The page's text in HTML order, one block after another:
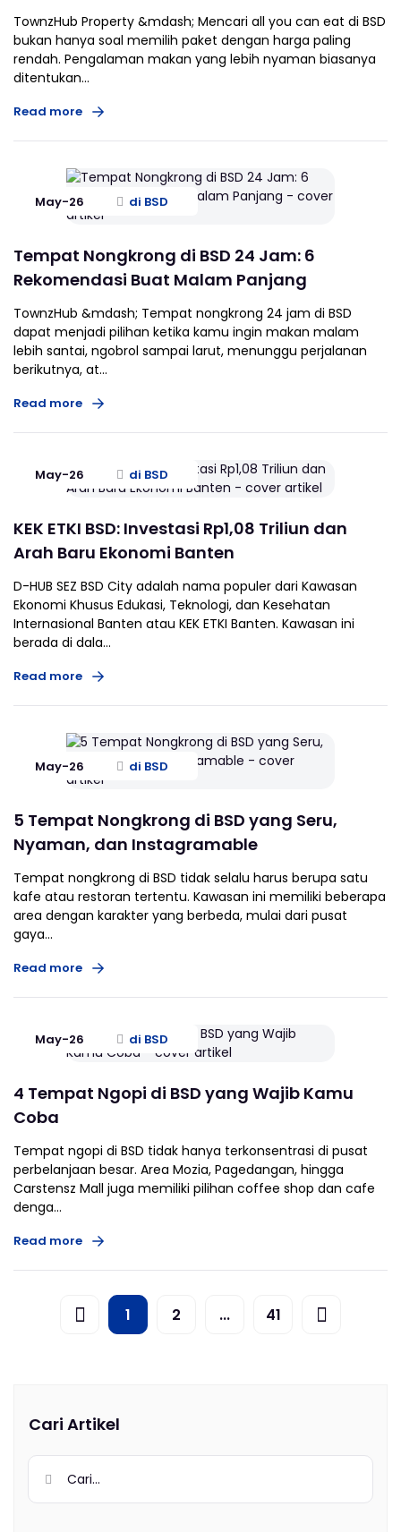
TownzHub Property &mdash; Mencari all you can eat di BSD
bukan hanya soal memilih paket dengan harga paling
rendah. Pengalaman makan yang lebih nyaman biasanya
ditentukan...
Read more
May-26 di BSD
Tempat Nongkrong di BSD 24 Jam: 6
Rekomendasi Buat Malam Panjang
TownzHub &mdash; Tempat nongkrong 24 jam di BSD
dapat menjadi pilihan ketika kamu ingin makan malam
lebih santai, ngobrol sampai larut, menunggu perjalanan
berikutnya, at...
Read more
May-26 di BSD
KEK ETKI BSD: Investasi Rp1,08 Triliun dan
Arah Baru Ekonomi Banten
D-HUB SEZ BSD City adalah nama populer dari Kawasan
Ekonomi Khusus Edukasi, Teknologi, dan Kesehatan
Internasional Banten atau KEK ETKI Banten. Kawasan ini
berada di dala...
Read more
May-26 di BSD
5 Tempat Nongkrong di BSD yang Seru,
Nyaman, dan Instagramable
Tempat nongkrong di BSD tidak selalu harus berupa satu
kafe atau restoran tertentu. Kawasan ini memiliki beberapa
area dengan karakter yang berbeda, mulai dari pusat
gaya...
Read more
May-26 di BSD
4 Tempat Ngopi di BSD yang Wajib Kamu
Coba
Tempat ngopi di BSD tidak hanya terkonsentrasi di pusat
perbelanjaan besar. Area Mozia, Pagedangan, hingga
Carstensz Mall juga memiliki pilihan coffee shop dan cafe
denga...
Read more
1 2 ... 41
Cari Artikel